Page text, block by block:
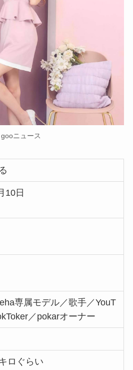
gooニュース
10日
専属モデル／歌手／YouT
／pokarオーナー
ロぐらい